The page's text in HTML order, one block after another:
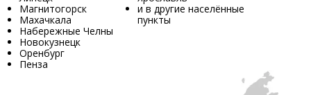
Магнитогорск
Махачкала
Набережные Челны
Новокузнецк
Оренбург
Пенза
и в другие населённые
пункты